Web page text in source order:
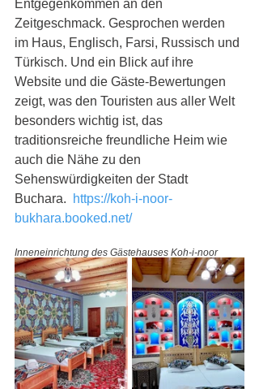
Entgegenkommen an den
Zeitgeschmack. Gesprochen werden
im Haus, Englisch, Farsi, Russisch und
Türkisch. Und ein Blick auf ihre
Website und die Gäste-Bewertungen
zeigt, was den Touristen aus aller Welt
besonders wichtig ist, das
traditionsreiche freundliche Heim wie
auch die Nähe zu den
Sehenswürdigkeiten der Stadt
Buchara.
https://koh-i-noor-
bukhara.booked.net/
Inneneinrichtung des Gästehauses Koh-i-noor